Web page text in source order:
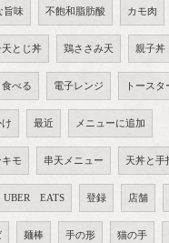
旨味 不飽和脂肪酸 カモ肉
天とじ丼 鶏ささみ天 親子丼
べる 電子レンジ トースタ
け 最近 メニューに追加
キモ 串天メニュー 天丼と手
UBER EATS 登録 店舗
麺棒 手の形 猫の手